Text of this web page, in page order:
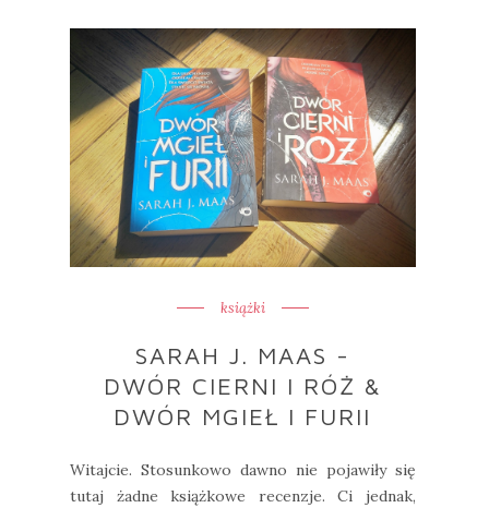
książki
SARAH J. MAAS -
DWÓR CIERNI I RÓŻ &
DWÓR MGIEŁ I FURII
Witajcie. Stosunkowo dawno nie pojawiły się
tutaj żadne książkowe recenzje. Ci jednak,